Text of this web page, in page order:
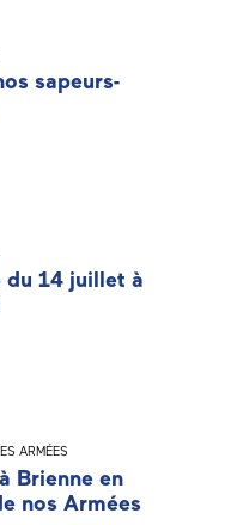
sapeurs-
du 14 juillet à
ARMÉES
Brienne en
nos Armées